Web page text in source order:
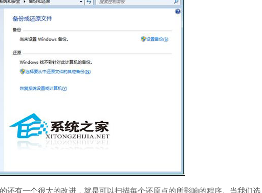
有一个很大的改进，就是可以扫描每个还原点的所影响的程序。当我们选